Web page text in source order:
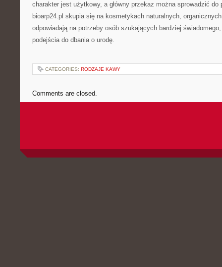
charakter jest użytkowy, a główny przekaz można sprowadzić do
bioarp24.pl skupia się na kosmetykach naturalnych,
odpowiadają na potrzeby osób szukających bardziej
podejścia do dbania o urodę.
CATEGORIES: RODZAJE KAWY
Comments are closed.